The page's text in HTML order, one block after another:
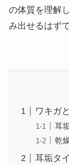
の体質を理解
み出せるはずで
ワキガ
耳
乾
耳垢タ